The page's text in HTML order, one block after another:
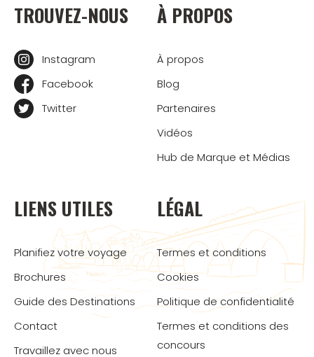
TROUVEZ-NOUS
Instagram
Facebook
Twitter
À PROPOS
À propos
Blog
Partenaires
Vidéos
Hub de Marque et Médias
LIENS UTILES
Planifiez votre voyage
Brochures
Guide des Destinations
Contact
Travaillez avec nous
LÉGAL
Termes et conditions
Cookies
Politique de confidentialité
Termes et conditions des
concours